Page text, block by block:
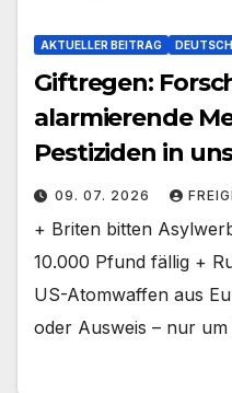
AKTUELLER BEITRAG
Giftregen:
alarmierende
Pestiziden in
09. 07. 2026
+ Briten bitten
10.000 Pfund fällig +
US-Atomwaffen aus
oder Ausweis – nur